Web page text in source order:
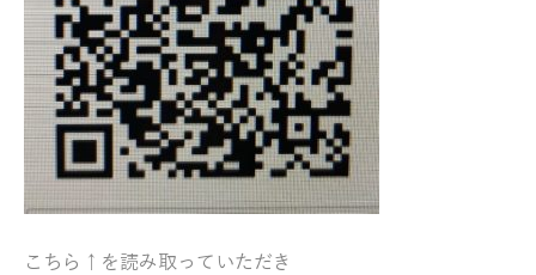
こちら↑を読み取っていただき